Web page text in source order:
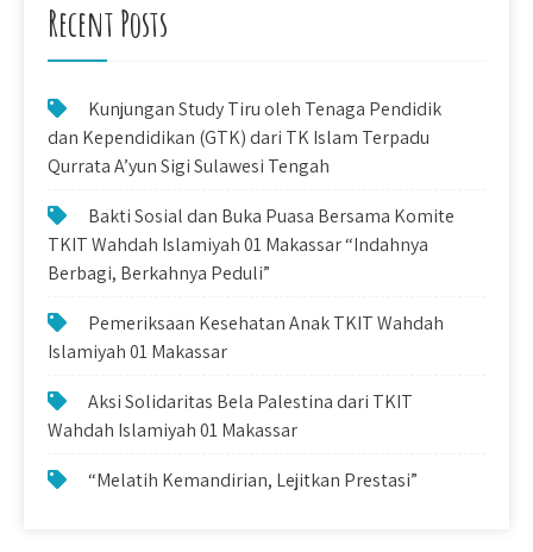
Recent Posts
Kunjungan Study Tiru oleh Tenaga Pendidik
dan Kependidikan (GTK) dari TK Islam Terpadu
Qurrata A’yun Sigi Sulawesi Tengah
Bakti Sosial dan Buka Puasa Bersama Komite
TKIT Wahdah Islamiyah 01 Makassar “Indahnya
Berbagi, Berkahnya Peduli”
Pemeriksaan Kesehatan Anak TKIT Wahdah
Islamiyah 01 Makassar
Aksi Solidaritas Bela Palestina dari TKIT
Wahdah Islamiyah 01 Makassar
“Melatih Kemandirian, Lejitkan Prestasi”